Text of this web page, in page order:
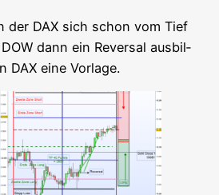
der DAX sich schon vom Tief
dann ein Rever­sal aus­bil­
DAX eine Vorlage.